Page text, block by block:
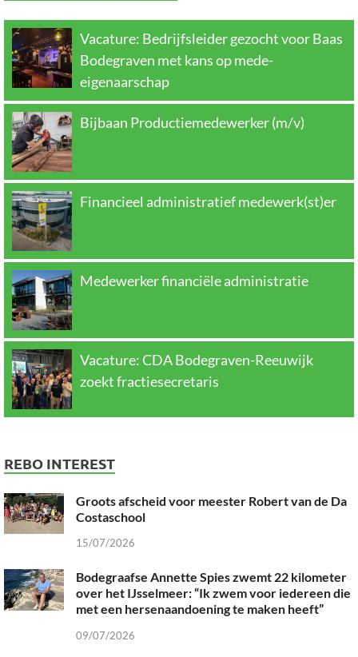
Vacature: Bedrijfsleider gezocht voor Baas
Bodegraven met kans op mede-
eigenaarschap
Bijbaan Productiemedewerker (m/v)
Financieel administratief medewerk(st)er
Medewerker financiële administratie
Vacature: CDA Bodegraven-Reeuwijk
zoekt fractiesecretaris
REBO INTEREST
Groots afscheid voor meester Robert van de Da
Costaschool
15/07/2026
Bodegraafse Annette Spies zwemt 22 kilometer
over het IJsselmeer: “Ik zwem voor iedereen die
met een hersenaandoening te maken heeft”
09/07/2026